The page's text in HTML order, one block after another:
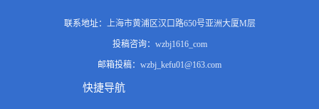
联系地址： 上海市黄浦区汉口路650号亚洲大厦M层
投稿咨询： wzbj1616_com
邮箱投稿： wzbj_kefu01@163.com
快捷导航